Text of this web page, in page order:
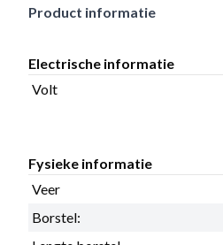
Product informatie
Electrische informatie
Volt
Fysieke informatie
Veer
Borstel: